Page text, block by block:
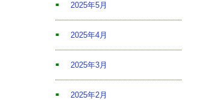
2025年5月
2025年4月
2025年3月
2025年2月